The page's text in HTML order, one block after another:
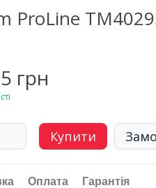
ProLine
грн
Купити
Оплата Гарантія